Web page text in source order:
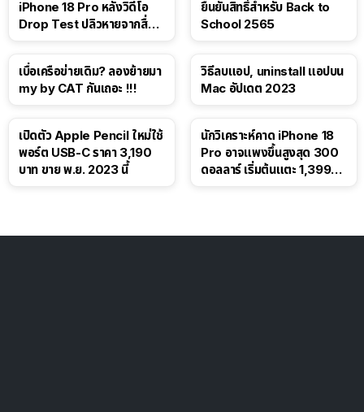
iPhone 18 Pro หลังวิดีโอ
Drop Test ปลิวหายจากสื่อ
ยืนยันสิทธิ์สำหรับ Back to
School 2565
เบื่อเครือข่ายเดิม? ลองย้ายมา
my by CAT กันเถอะ !!!
วิธีลบแอป, uninstall แอปบน
Mac อัปเดต 2023
เปิดตัว Apple Pencil ใหม่ใช้
พอร์ต USB-C ราคา 3,190
บาท ขาย พ.ย. 2023 นี้
นักวิเคราะห์คาด iPhone 18
Pro อาจแพงขึ้นสูงสุด 300
ดอลลาร์ เริ่มต้นแตะ 1,399